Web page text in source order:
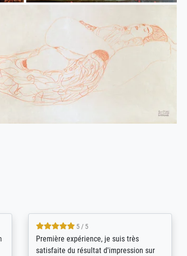
4.8 / 5
Qualité absolument irréprochable.
Extraordinaire diversité des thèmes